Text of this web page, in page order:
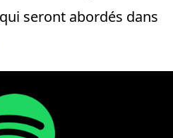
seront abordés dans